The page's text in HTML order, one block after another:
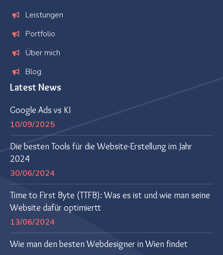
Leistungen
Portfolio
Über mich
Blog
Latest News
Google Ads vs KI
10/09/2025
Die besten Tools für die Website-Erstellung im Jahr
2024
30/06/2024
Time to First Byte (TTFB): Was es ist und wie man seine
Website dafür optimiertt
13/06/2024
Wie man den besten Webdesigner in Wien findet